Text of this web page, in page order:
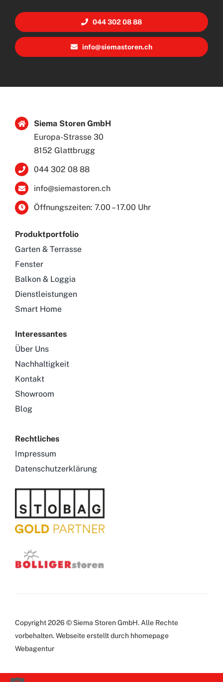
044 302 08 88
info@siemastoren.ch
Siema Storen GmbH
Europa-Strasse 30
8152 Glattbrugg
044 302 08 88
info@siemastoren.ch
Öffnungszeiten: 7.00 – 17.00 Uhr
Produktportfolio
Garten & Terrasse
Fenster
Balkon & Loggia
Dienstleistungen
Smart Home
Interessantes
Über Uns
Nachhaltigkeit
Kontakt
Showroom
Blog
Rechtliches
Impressum
Datenschutzerklärung
Copyright 2026 © Siema Storen GmbH. Alle Rechte
vorbehalten.Webseiteerstellt durch hhomepage
Webagentur